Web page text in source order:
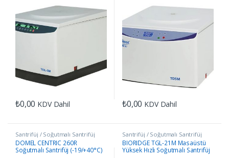
₺0,00 KDV Dahil ₺0,00 KDV Dahil
Santrifüj / Soğutmalı Santrifüj
DOMEL CENTRIC 260R
Soğutmalı Santrifüj (-19/+40°C)
Santrifüj / Soğutmalı Santrifüj
BIORIDGE TGL-21M Masaüstü
Yüksek Hızlı Soğutmalı Santrifüj